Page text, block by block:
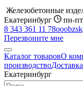
Железобетонные
Екатеринбург
пн-
8 343 361 11 78
Перезвоните мне
Каталог товаровО
производствоДоставка
Екатеринбург